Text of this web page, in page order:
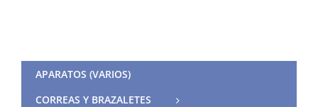
APARATOS (VARIOS)
CORREAS Y BRAZALETES